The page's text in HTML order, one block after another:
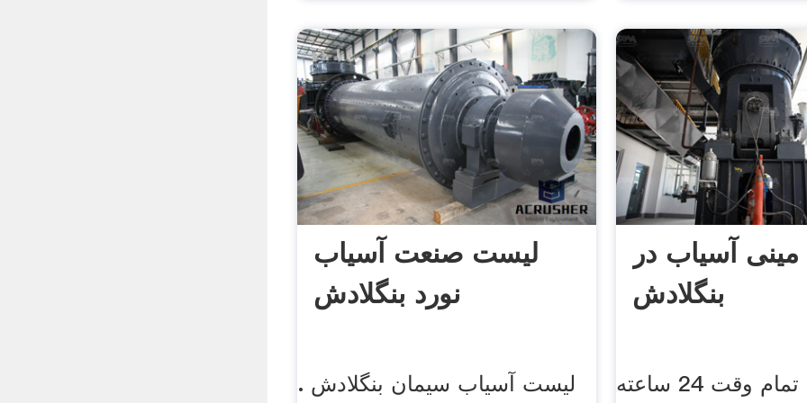
لیست صنعت آسیاب
نورد بنگلادش
لیست آسیاب سیمان بنگلادش .
آسیاب در
بنگلادش
خدمات تمام وقت 24 ساعته